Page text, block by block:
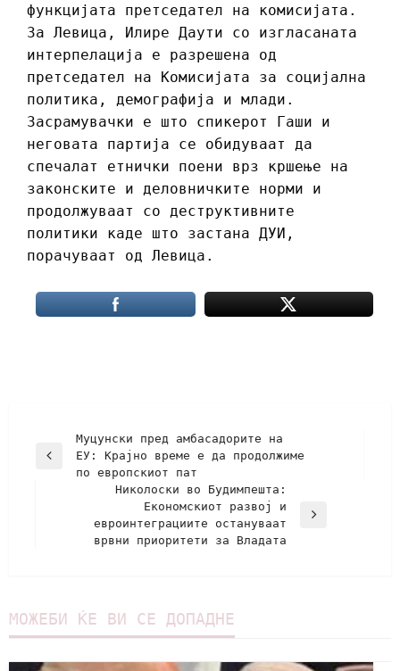
функцијата претседател на комисијата.
За Левица, Илире Даути со изгласаната
интерпелација е разрешена од
претседател на Комисијата за социјална
политика, демографија и млади.
Засрамувачки е што спикерот Гаши и
неговата партија се обидуваат да
спечалат етнички поени врз кршење на
законските и деловничките норми и
продолжуваат со деструктивните
политики каде што застана ДУИ,
порачуваат од Левица.
Муцунски пред амбасадорите на
ЕУ: Крајно време е да продолжиме
по европскиот пат
Николоски во Будимпешта:
Економскиот развој и
евроинтеграциите остануваат
врвни приоритети за Владата
МОЖЕБИ ЌЕ ВИ СЕ ДОПАДНЕ